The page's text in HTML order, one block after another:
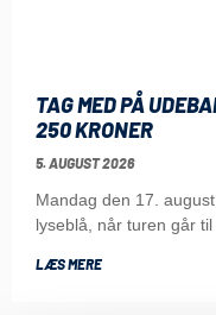
TAG MED PÅ
250 KRONER
5. AUGUST 2026
Mandag den 17.
lyseblå, når turen går
LÆS MERE